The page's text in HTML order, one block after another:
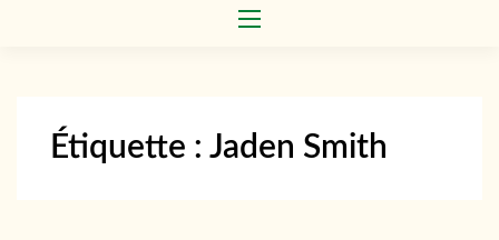
Étiquette : Jaden Smith